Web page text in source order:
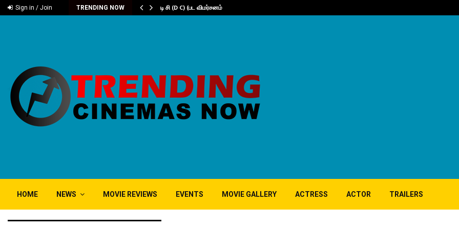
Sign in / Join TRENDING NOW
‘கரிகாலா’ டி சி (D C) (பட விமர்சனம்
HOME NEWS MOVIE REVIEWS EVENTS MOVIE GALLERY ACTRESS ACTOR TRAILERS